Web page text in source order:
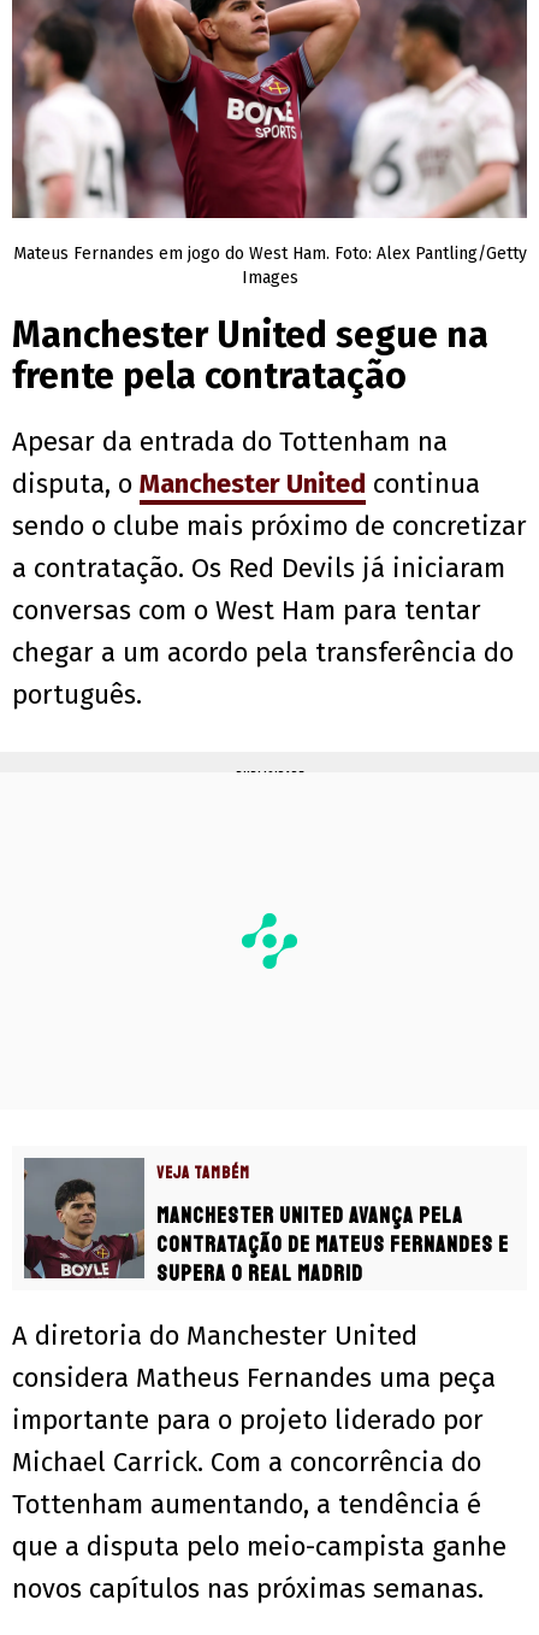
Mateus Fernandes em jogo do West Ham. Foto: Alex Pantling/Getty
Images
Manchester United segue na
frente pela contratação
Apesar da entrada do Tottenham na
disputa, o Manchester United continua
sendo o clube mais próximo de concretizar
a contratação. Os Red Devils já iniciaram
conversas com o West Ham para tentar
chegar a um acordo pela transferência do
português.
PUBLICIDADE
VEJA TAMBÉM
Manchester United avança pela
contratação de Mateus Fernandes e
supera o Real Madrid
A diretoria do Manchester United
considera Matheus Fernandes uma peça
importante para o projeto liderado por
Michael Carrick. Com a concorrência do
Tottenham aumentando, a tendência é
que a disputa pelo meio-campista ganhe
novos capítulos nas próximas semanas.